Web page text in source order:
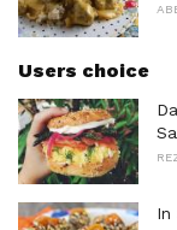
Users choice
In